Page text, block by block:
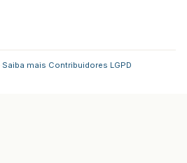
Saiba mais Contribuidores LGPD